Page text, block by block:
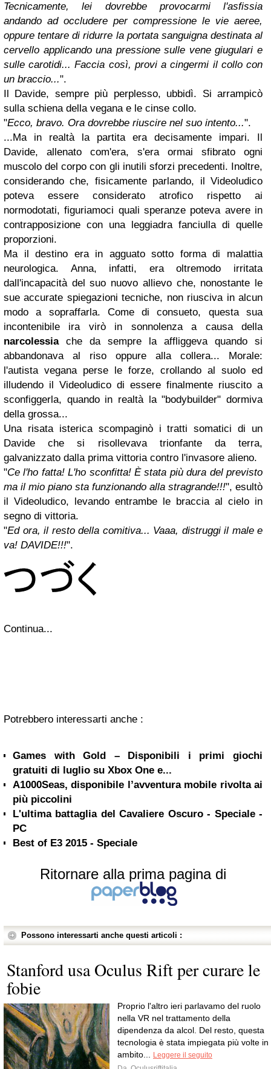
Tecnicamente, lei dovrebbe provocarmi l'asfissia
andando ad occludere per compressione le vie aeree,
oppure tentare di ridurre la portata sanguigna destinata al
cervello applicando una pressione sulle vene giugulari e
sulle carotidi... Faccia così, provi a cingermi il collo con
un braccio...".
Il Davide, sempre più perplesso, ubbidì. Si arrampicò
sulla schiena della vegana e le cinse collo.
"Ecco, bravo. Ora dovrebbe riuscire nel suo intento...".
...Ma in realtà la partita era decisamente impari. Il
Davide, allenato com'era, s'era ormai sfibrato ogni
muscolo del corpo con gli inutili sforzi precedenti. Inoltre,
considerando che, fisicamente parlando, il Videoludico
poteva essere considerato atrofico rispetto ai
normodotati, figuriamoci quali speranze poteva avere in
contrapposizione con una leggiadra fanciulla di quelle
proporzioni.
Ma il destino era in agguato sotto forma di malattia
neurologica. Anna, infatti, era oltremodo irritata
dall'incapacità del suo nuovo allievo che, nonostante le
sue accurate spiegazioni tecniche, non riusciva in alcun
modo a sopraffarla. Come di consueto, questa sua
incontenibile ira virò in sonnolenza a causa della
narcolessiache da sempre la affliggeva quando si
abbandonava al riso oppure alla collera... Morale:
l'autista vegana perse le forze, crollando al suolo ed
illudendo il Videoludico di essere finalmente riuscito a
sconfiggerla, quando in realtà la "bodybuilder" dormiva
della grossa...
Una risata isterica scompaginò i tratti somatici di un
Davide che si risollevava trionfante da terra,
galvanizzato dalla prima vittoria contro l'invasore alieno.
"Ce l'ho fatta! L'ho sconfitta! È stata più dura del previsto
ma il mio piano sta funzionando alla stragrande!!!", esultò
il Videoludico, levando entrambe le braccia al cielo in
segno di vittoria.
"Ed ora, il resto della comitiva... Vaaa, distruggi il male e
va! DAVIDE!!!".
Continua...
Potrebbero interessarti anche :
Games with Gold – Disponibili i primi giochi
gratuiti di luglio su Xbox One e...
A1000Seas, disponibile l’avventura mobile rivolta ai
più piccolini
L'ultima battaglia del Cavaliere Oscuro - Speciale -
PC
Best of E3 2015 - Speciale
Ritornare alla prima pagina di
Possono interessarti anche questi articoli :
Stanford usa Oculus Rift per curare le
fobie
Proprio l'altro ieri parlavamo del ruolo
nella VR nel trattamento della
dipendenza da alcol. Del resto, questa
tecnologia è stata impiegata più volte in
ambito...
Leggere il seguito